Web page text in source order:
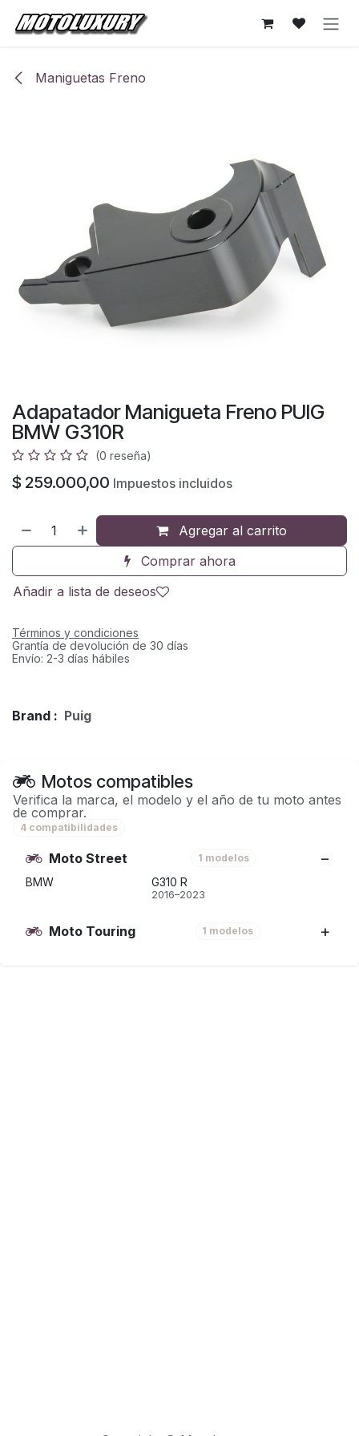
Ir al contenido
Maniguetas Freno
Adapatador Manigueta Freno PUIG
BMW G310R
(0 reseña)
$ 259.000,00 Impuestos incluidos
Agregar al carrito
Comprar ahora
Añadir a lista de deseos
Términos y condiciones
Grantía de devolución de 30 días
Envío: 2-3 días hábiles
Brand : Puig
Motos compatibles
Verifica la marca, el modelo y el año de tu moto antes
de comprar.
4 compatibilidades
Moto Street 1 modelos
BMW G310 R
2016–2023
Moto Touring 1 modelos